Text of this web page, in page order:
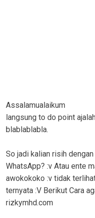
Assalamualaikum
langsung to do point
blablablabla.
So jadi kalian risih
WhatsApp? :v Atau ente
awokokoko :v tidak
ternyata :V Berikut Cara
rizkymhd.com